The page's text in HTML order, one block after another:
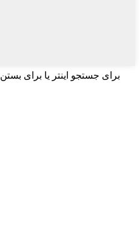
برای جستجو اینتر یا برای بستن